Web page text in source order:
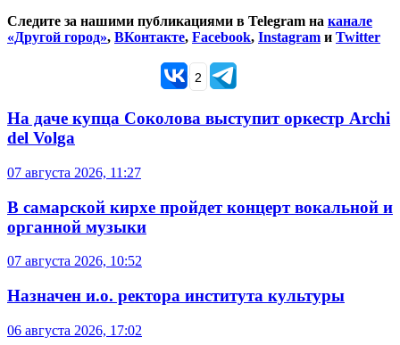
Следите за нашими публикациями в Telegram на канале
«Другой город», ВКонтакте, Facebook, Instagram и Twitter
2
На даче купца Соколова выступит оркестр Archi
del Volga
07 августа 2026, 11:27
В самарской кирхе пройдет концерт вокальной и
органной музыки
07 августа 2026, 10:52
Назначен и.о. ректора института культуры
06 августа 2026, 17:02